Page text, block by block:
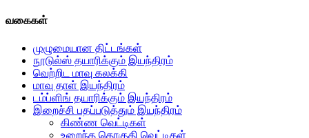
வகைகள்
முழுமையான திட்டங்கள்
நூடுல்ஸ் தயாரிக்கும் இயந்திரம்
வெற்றிட மாவு கலக்கி
மாவு தாள் இயந்திரம்
டம்ப்ளிங் தயாரிக்கும் இயந்திரம்
இறைச்சி பதப்படுத்தும் இயந்திரம்
கிண்ண வெட்டிகள்
உறைந்த தொகுதி வெட்டிகள்